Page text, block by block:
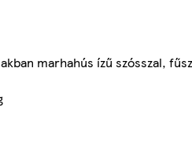
marhahús ízű szósszal,